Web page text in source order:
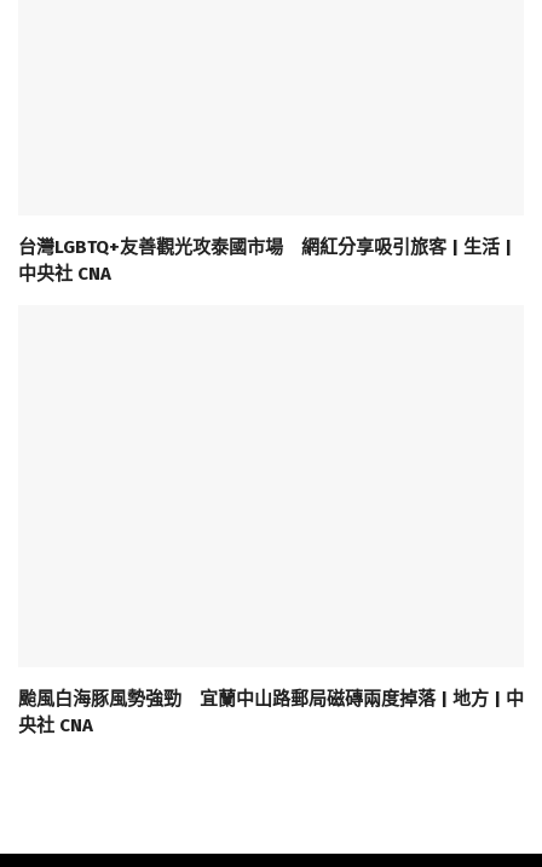
台灣LGBTQ+友善觀光攻泰國市場 網紅分享吸引旅客 | 生活 |
中央社 CNA
颱風白海豚風勢強勁 宜蘭中山路郵局磁磚兩度掉落 | 地方 | 中
央社 CNA